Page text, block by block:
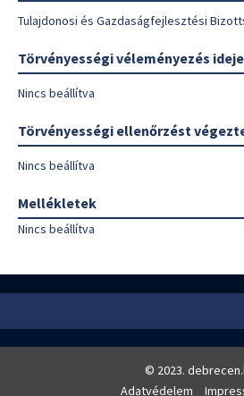
Tulajdonosi és Gazdaságfejlesztési
Törvényességi véleményezés ideje
Nincs beállítva
Törvényességi ellenőrzést
Nincs beállítva
Mellékletek
Nincs beállítva
© 2023.
Adatvédelem